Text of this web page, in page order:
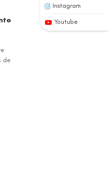
Instagram
Youtube
de